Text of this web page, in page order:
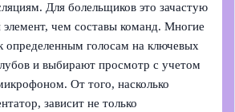
Для болельщиков это зачастую
чем составы команд. Многие
определенным голосам на ключевых
и выбирают просмотр с учетом
От того, насколько
зависит не только